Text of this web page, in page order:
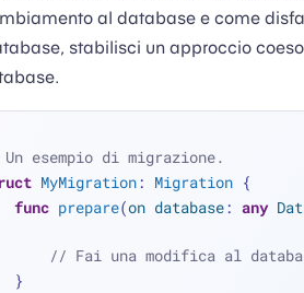
al database e come
stabilisci un approccio
esempio di migrazione.
MyMigration: Migration {
func prepare(on database: any
// Fai una modifica al
    }